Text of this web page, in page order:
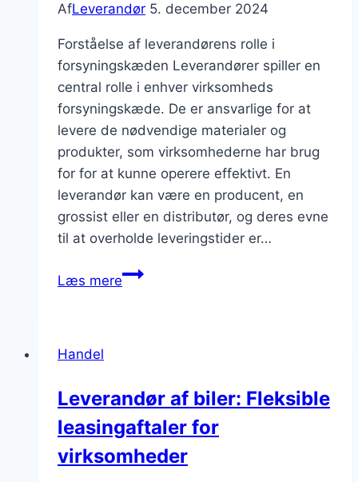
AfLeverandør 5. december 2024
Forståelse af leverandørens rolle i
forsyningskæden Leverandører spiller en
central rolle i enhver virksomheds
forsyningskæde. De er ansvarlige for at
levere de nødvendige materialer og
produkter, som virksomhederne har brug
for for at kunne operere effektivt. En
leverandør kan være en producent, en
grossist eller en distributør, og deres evne
til at overholde leveringstider er…
Læs mereHvordan
leveringstider
overholdes
konsekvent?
Handel
Leverandør af biler: Fleksible
leasingaftaler for
virksomheder